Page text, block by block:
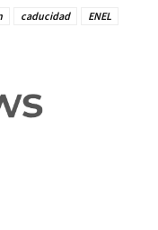
caducidad
ENEL